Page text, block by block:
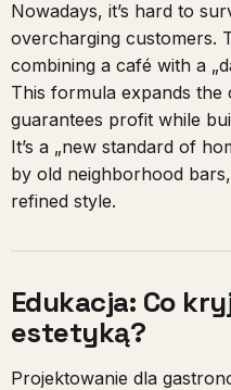
Nowadays, it’s hard to
overcharging customers.
combining a café with a
This formula expands the
guarantees profit while
It’s a „new standard of
by old neighborhood
refined style.
Edukacja: Co
estetyką?
Projektowanie dla